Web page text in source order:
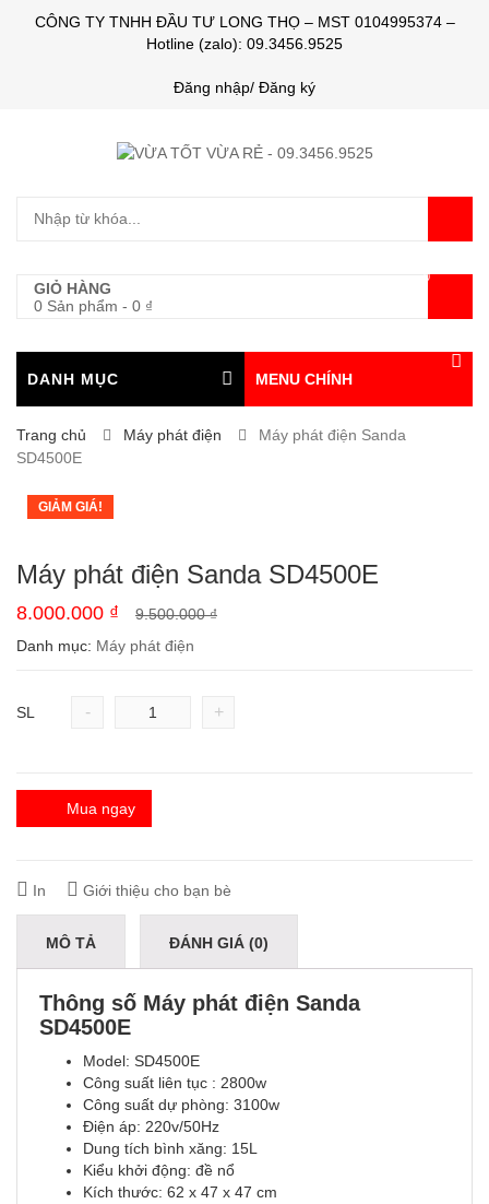
CÔNG TY TNHH ĐẦU TƯ LONG THỌ – MST 0104995374 –
Hotline (zalo): 09.3456.9525
Đăng nhập/ Đăng ký
GIỎ HÀNG
0 Sản phẩm - 0 ₫
0
DANH MỤC MENU CHÍNH
Trang chủ Máy phát điện
Máy phát điện Sanda
SD4500E
GIẢM GIÁ!
Máy phát điện Sanda SD4500E
9.500.000₫
8.000.000 ₫
Danh mục: Máy phát điện
SL - +
Mua ngay
In Giới thiệu cho bạn bè
MÔ TẢ ĐÁNH GIÁ (0)
Thông số Máy phát điện Sanda
SD4500E
Model: SD4500E
Công suất liên tục : 2800w
Công suất dự phòng: 3100w
Điện áp: 220v/50Hz
Dung tích bình xăng: 15L
Kiểu khởi động: đề nổ
Kích thước: 62 x 47 x 47 cm